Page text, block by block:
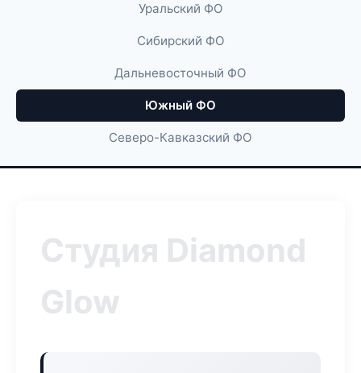
Уральский ФО
Сибирский ФО
Дальневосточный ФО
Южный ФО
Северо-Кавказский ФО
Студия Diamond
Glow